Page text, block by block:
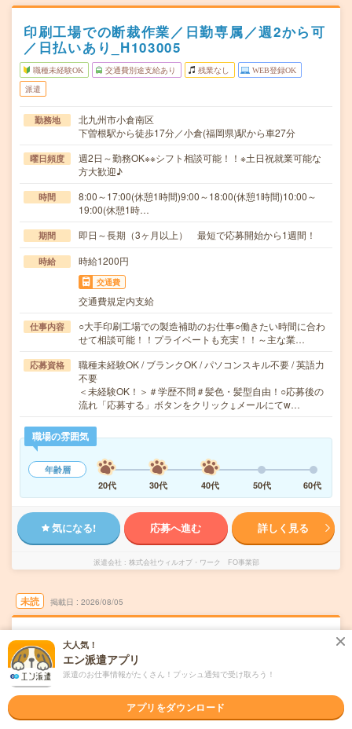
印刷工場での断裁作業／日勤専属／週2から可
／日払いあり_H103005
職種未経験OK 交通費別途支給あり 残業なし WEB登録OK
派遣
勤務地
北九州市小倉南区
下曽根駅から徒歩17分／小倉(福岡県)駅から車27分
曜日頻度
週2日～勤務OK※※シフト相談可能！！※土日祝就業可能な
方大歓迎♪
時間
8:00～17:00(休憩1時間)9:00～18:00(休憩1時間)10:00～
19:00(休憩1時…
期間 即日～長期（3ヶ月以上） 最短で応募開始から1週間！
時給 時給1200円
交通費
交通費規定内支給
仕事内容
○大手印刷工場での製造補助のお仕事○働きたい時間に合わ
せて相談可能！！プライベートも充実！！～主な業…
応募資格
職種未経験OK / ブランクOK / パソコンスキル不要 / 英語力
不要
＜未経験OK！＞＃学歴不問＃髪色・髪型自由！○応募後の
流れ「応募する」ボタンをクリック↓メールにてw…
職場の雰囲気
年齢層
20代
30代 40代 50代 60代
気になる! 応募へ進む 詳しく見る
派遣会社 株式会社ウィルオブ・ワーク FO事業部
未読 掲載日 2026/08/05
印刷工場での加工・梱包／日勤専属／週2から
可／日払いあり_H102839
職種未経験OK 交通費別途支給あり 残業なし WEB登録OK
大人気！
エン派遣アプリ
派遣のお仕事情報がたくさん！プッシュ通知で受け取ろう！
アプリをダウンロード